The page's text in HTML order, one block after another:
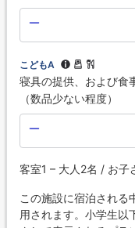
こどもA
寝具の提供、および食
（数品少ない程度）
客室1 – 大人2名 / お子
この施設に宿泊される
用されます。小学生以